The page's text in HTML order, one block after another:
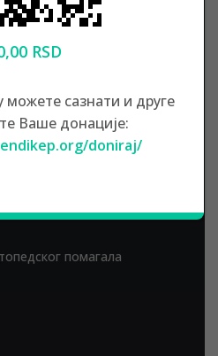
помагала
RSD
сазнати и друге
Ваше донације:
doniraj/